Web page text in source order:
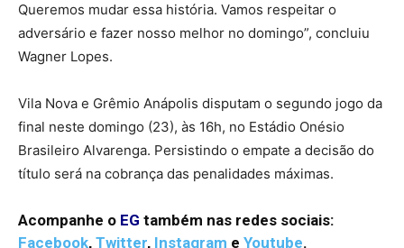
Queremos mudar essa história. Vamos respeitar o
adversário e fazer nosso melhor no domingo”, concluiu
Wagner Lopes.
Vila Nova e Grêmio Anápolis disputam o segundo jogo da
final neste domingo (23), às 16h, no Estádio Onésio
Brasileiro Alvarenga. Persistindo o empate a decisão do
título será na cobrança das penalidades máximas.
Acompanhe o EG também nas redes sociais:
Facebook, Twitter, Instagram e Youtube.